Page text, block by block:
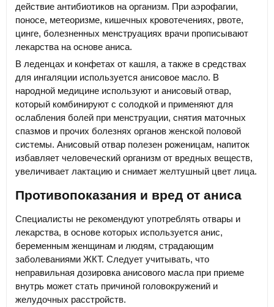
действие антибиотиков на организм. При аэрофагии,
поносе, метеоризме, кишечных кровотечениях, рвоте,
цинге, болезненных менструациях врачи прописывают
лекарства на основе аниса.
В леденцах и конфетах от кашля, а также в средствах
для ингаляции используется анисовое масло. В
народной медицине используют и анисовый отвар,
который комбинируют с солодкой и применяют для
ослабления болей при менструации, снятия маточных
спазмов и прочих болезнях органов женской половой
системы. Анисовый отвар полезен роженицам, напиток
избавляет человеческий организм от вредных веществ,
увеличивает лактацию и снимает желтушный цвет лица.
Противопоказания и вред от аниса
Специалисты не рекомендуют употреблять отвары и
лекарства, в основе которых используется анис,
беременным женщинам и людям, страдающим
заболеваниями ЖКТ. Следует учитывать, что
неправильная дозировка анисового масла при приеме
внутрь может стать причиной головокружений и
желудочных расстройств.